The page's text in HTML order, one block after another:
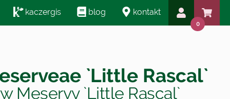
kaczergis blog kontakt
0
`Little Rascal`
Meservy `Little Rascal`